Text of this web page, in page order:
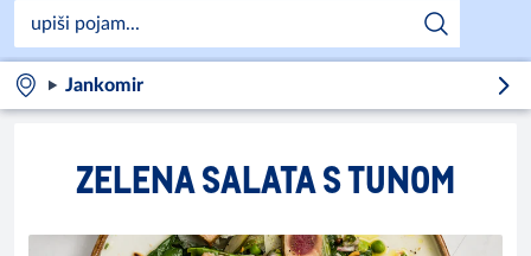
Jankomir
ZELENA SALATA S TUNOM